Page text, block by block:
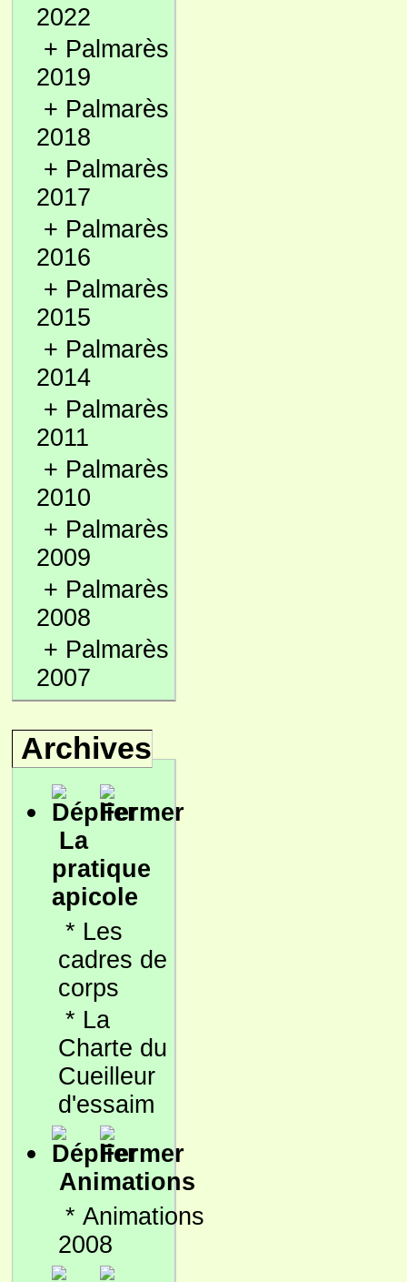
2022
+ Palmarès
2019
+ Palmarès
2018
+ Palmarès
2017
+ Palmarès
2016
+ Palmarès
2015
+ Palmarès
2014
+ Palmarès
2011
+ Palmarès
2010
+ Palmarès
2009
+ Palmarès
2008
+ Palmarès
2007
Archives
La
pratique
apicole
* Les
cadres de
corps
* La
Charte du
Cueilleur
d'essaim
Animations
* Animations
2008